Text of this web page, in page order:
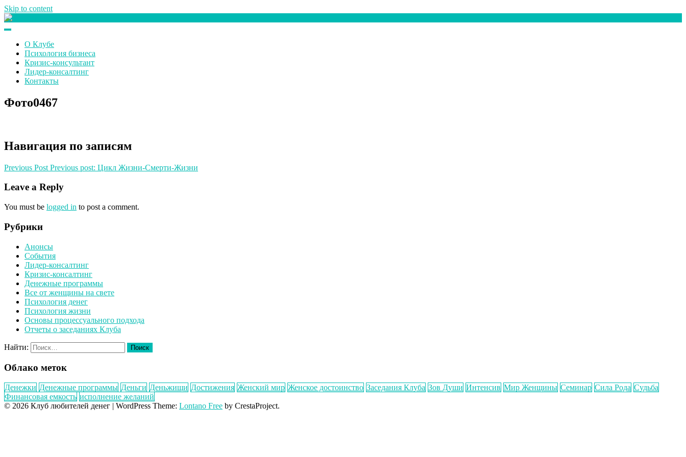
Skip to content
О Клубе
Психология бизнеса
Кризис-консультант
Лидер-консалтинг
Контакты
Фото0467
Навигация по записям
Previous Post Previous post: Цикл Жизни-Смерти-Жизни
Leave a Reply
You must be logged in to post a comment.
Рубрики
Анонсы
События
Лидер-консалтинг
Кризис-консалтинг
Денежные программы
Все от женщины на свете
Психология денег
Психология жизни
Основы процессуального подхода
Отчеты о заседаниях Клуба
Найти:
Облако меток
Денежки Денежные программы Деньги Деньжищи Достижения Женский мир Женское достоинство Заседания Клуба Зов Души Интенсив Мир Женщины Семинар Сила Рода Судьба
Финансовая емкость исполнение желаний
© 2026 Клуб любителей денег | WordPress Theme: Lontano Free by CrestaProject.